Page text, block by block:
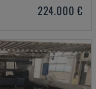
224.000 €